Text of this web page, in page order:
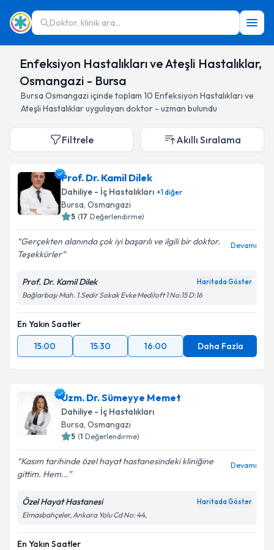
Doktor, klinik ara...
Enfeksiyon Hastalıkları ve Ateşli Hastalıklar,
Osmangazi - Bursa
Bursa Osmangazi içinde toplam 10 Enfeksiyon Hastalıkları ve
Ateşli Hastalıklaruygulayan doktor - uzman bulundu
Filtrele Akıllı Sıralama
Prof. Dr. Kamil Dilek
Dahiliye - İç Hastalıkları +1diğer
Bursa, Osmangazi
5 (17 Değerlendirme)
Gerçekten alanında çok iyi başarılı ve ilgili bir doktor.
Teşekkürler
Devamı
Prof. Dr. Kamil Dilek Haritada Göster
Bağlarbaşı Mah. 1.Sedir Sokak Evke Mediloft 1 No:15 D:16
En Yakın Saatler
15:00
15:30 16:00 Daha Fazla
Uzm. Dr. Sümeyye Memet
Dahiliye - İç Hastalıkları
Bursa, Osmangazi
5 (1 Değerlendirme)
Kasım tarihinde özel hayat hastanesindeki kliniğine
gittim. Hem...
Devamı
Özel Hayat Hastanesi Haritada Göster
Elmasbahçeler, Ankara Yolu Cd No: 44,
En Yakın Saatler